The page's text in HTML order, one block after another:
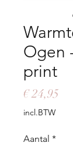
Ogen
print
€ 24,95
incl.BTW
Aantal *